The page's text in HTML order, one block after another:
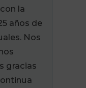
la
años de
Nos
gracias